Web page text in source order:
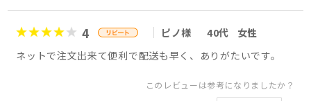
4 ピノ様 40代
女性
ネットで注文出来て便利で配送も早く、ありがたいです。
このレビューは参考になりましたか？